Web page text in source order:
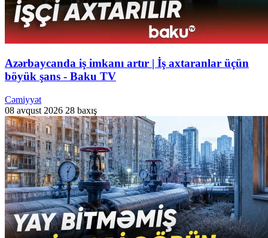
Azərbaycanda iş imkanı artır | İş axtaranlar üçün
böyük şans - Baku TV
Cəmiyyət
08 avqust 2026 28 baxış